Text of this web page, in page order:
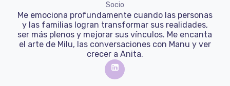
Socio
Me emociona profundamente cuando las personas
y las familias logran transformar sus realidades,
ser más plenos y mejorar sus vínculos. Me encanta
el arte de Milu, las conversaciones con Manu y ver
crecer a Anita.